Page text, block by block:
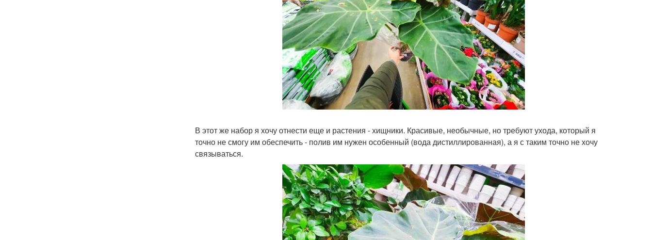
В этот же набор я хочу отнести еще и растения - хищники. Красивые, необычные, но требуют ухода, который я
точно не смогу им обеспечить - полив им нужен особенный (вода дистиллированная), а я с таким точно не хочу
связываться.